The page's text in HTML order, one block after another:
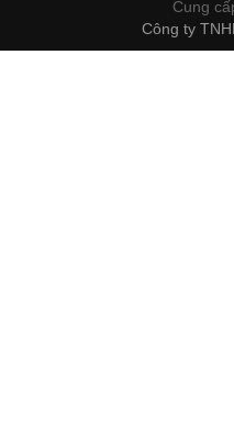
Cung
Công ty